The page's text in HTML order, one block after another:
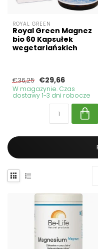
ROYAL GREEN
Royal Green Magnez
bio 60 Kapsułek
wegetariańskich
€36,25 €29,66
W magazynie. Czas
dostawy 1-3 dni robocze